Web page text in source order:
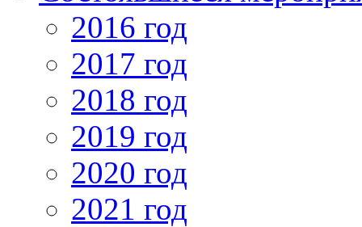
2016 год
2017 год
2018 год
2019 год
2020 год
2021 год